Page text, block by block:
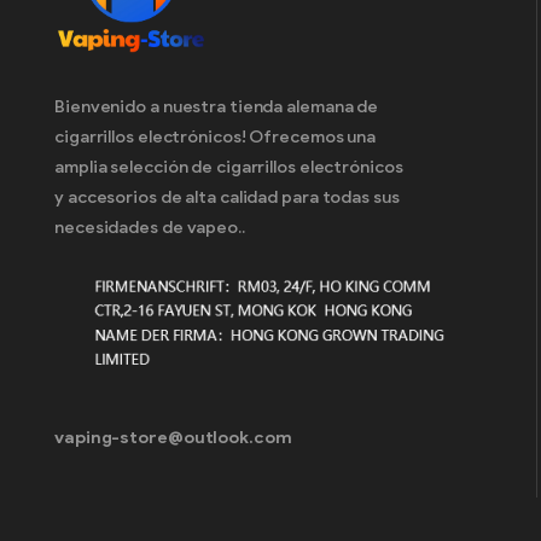
Cigarrillos electrónicos desechables
en Portugal(44)
Cigarrillos electrónicos desechables
en Eslovaquia (43)
Cigarrillos electrónicos desechables
en Eslovenia
(26)
en España(40)
Cigarrillos electrónicos desechables
en República Checa
(33)
Barra de elfos 600 (62)
Bienvenido a nuestra tienda alemana de
cigarrillos electrónicos! Ofrecemos una
amplia selección de cigarrillos electrónicos
y accesorios de alta calidad para todas sus
necesidades de vapeo..
vaping-store@outlook.com